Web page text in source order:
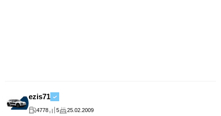
ezis71
4778 5 25.02.2009